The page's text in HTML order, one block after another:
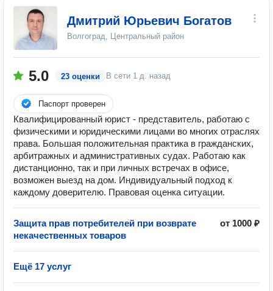
Дмитрий Юрьевич Богатов
Волгоград, Центральный район
5.0 23 оценки В сети 1 д. назад
Паспорт проверен
Квалифицированный юрист - представитель, работаю с
физическими и юридическими лицами во многих отраслях
права. Большая положительная практика в гражданских,
арбитражных и административных судах. Работаю как
дистанционно, так и при личных встречах в офисе,
возможен выезд на дом. Индивидуальный подход к
каждому доверителю. Правовая оценка ситуации.
Защита прав потребителей при возврате
некачественных товаров
от 1000 ₽
Ещё 17 услуг